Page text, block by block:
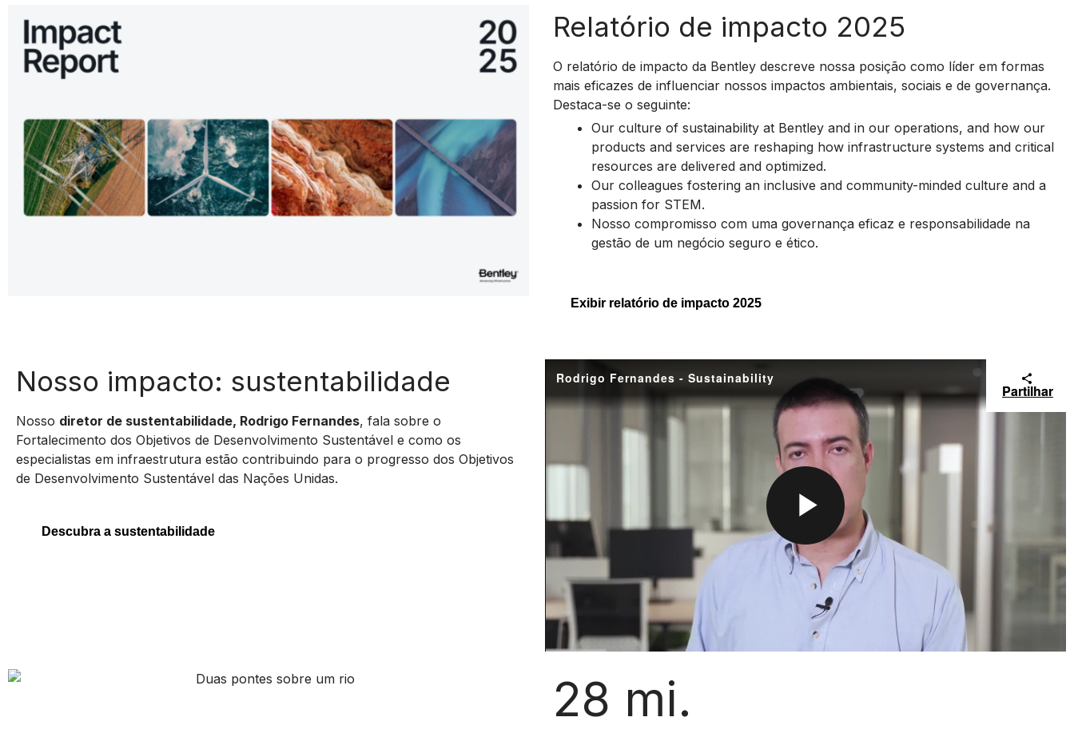
Relatório de impacto 2025
O relatório de impacto da Bentley descreve nossa posição como líder em formas
mais eficazes de influenciar nossos impactos ambientais, sociais e de governança.
Destaca-se o seguinte:
Our culture of sustainability at Bentley and in our operations, and how our
products and services are reshaping how infrastructure systems and critical
resources are delivered and optimized.
Our colleagues fostering an inclusive and community-minded culture and a
passion for STEM.
Nosso compromisso com uma governança eficaz e responsabilidade na
gestão de um negócio seguro e ético.
Exibir relatório de impacto 2025
Nosso impacto: sustentabilidade
Nosso diretor de sustentabilidade, Rodrigo Fernandes, fala sobre o
Fortalecimento dos Objetivos de Desenvolvimento Sustentável e como os
especialistas em infraestrutura estão contribuindo para o progresso dos Objetivos
de Desenvolvimento Sustentável das Nações Unidas.
Descubra a sustentabilidade
Rodrigo Fernandes - Sustainability
Partilhar
P
L
28 mi.